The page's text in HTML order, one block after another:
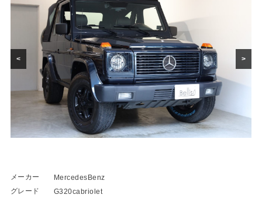
< >
メーカー
MercedesBenz
グレード
G320cabriolet